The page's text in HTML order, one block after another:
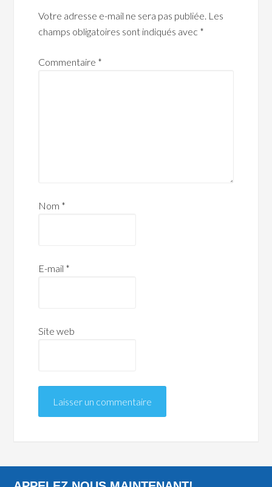
Votre adresse e-mail ne sera pas publiée. Les
champs obligatoires sont indiqués avec *
Commentaire *
Nom *
E-mail *
Site web